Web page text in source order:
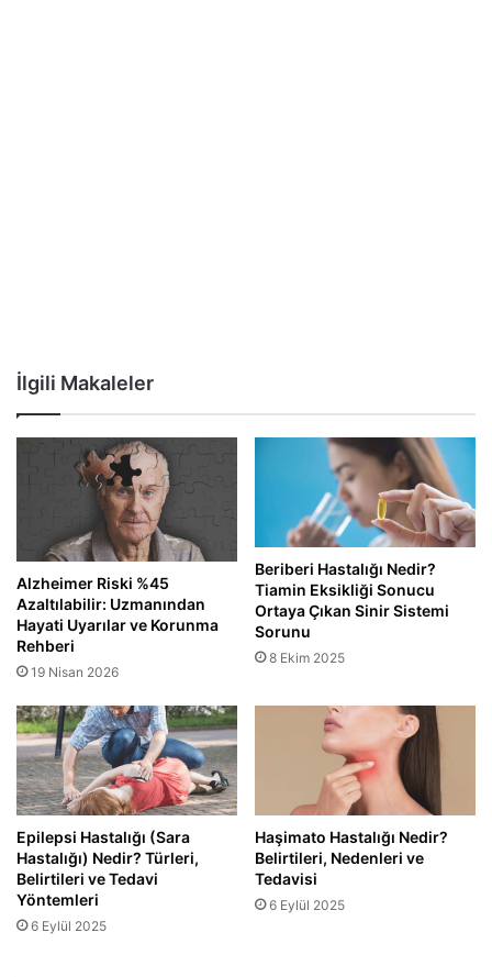
İlgili Makaleler
Alzheimer Riski %45
Azaltılabilir: Uzmanından
Hayati Uyarılar ve Korunma
Rehberi
19 Nisan 2026
Beriberi Hastalığı Nedir?
Tiamin Eksikliği Sonucu
Ortaya Çıkan Sinir Sistemi
Sorunu
8 Ekim 2025
Epilepsi Hastalığı (Sara
Hastalığı) Nedir? Türleri,
Belirtileri ve Tedavi
Yöntemleri
6 Eylül 2025
Haşimato Hastalığı Nedir?
Belirtileri, Nedenleri ve
Tedavisi
6 Eylül 2025